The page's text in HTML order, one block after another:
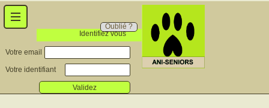
Identifiez vous
Oublié ?
Votre email
Votre identifiant
Validez